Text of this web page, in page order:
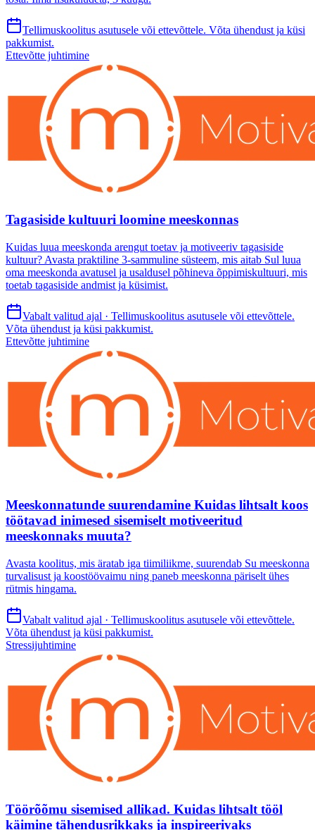
Tellimuskoolitus asutusele või ettevõttele. Võta ühendust ja küsi
pakkumist.
Ettevõtte juhtimine
Tagasiside kultuuri loomine meeskonnas
Kuidas luua meeskonda arengut toetav ja motiveeriv tagasiside
kultuur? Avasta praktiline 3-sammuline süsteem, mis aitab Sul luua
oma meeskonda avatusel ja usaldusel põhineva õppimiskultuuri, mis
toetab tagasiside andmist ja küsimist.
Vabalt valitud ajal · Tellimuskoolitus asutusele või ettevõttele.
Võta ühendust ja küsi pakkumist.
Ettevõtte juhtimine
Meeskonnatunde suurendamine Kuidas lihtsalt koos
töötavad inimesed sisemiselt motiveeritud
meeskonnaks muuta?
Avasta koolitus, mis äratab iga tiimiliikme, suurendab Su meeskonna
turvalisust ja koostöövaimu ning paneb meeskonna päriselt ühes
rütmis hingama.
Vabalt valitud ajal · Tellimuskoolitus asutusele või ettevõttele.
Võta ühendust ja küsi pakkumist.
Stressijuhtimine
Töörõõmu sisemised allikad. Kuidas lihtsalt tööl
käimine tähendusrikkaks ja inspireerivaks